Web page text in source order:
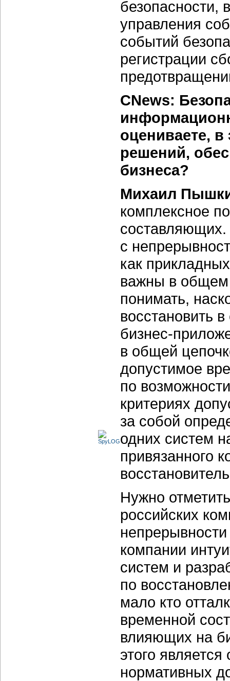
безопасности,
управления
событий
регистрации
CNews:
оцениваете, в
решений,
бизнеса?
Михаил
комплексное
с
как
важны в общем
понимать,
восстановить
бизнес-
в общей
допустимое
по
критериях
за собой
одних систем
привязанного
Нужно
российских
компании
систем и
по
мало кто
временной
влияющих на
этого
нормативных